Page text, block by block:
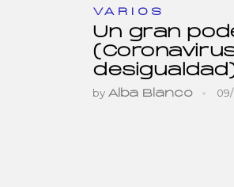
VARIOS
Un gran
by Alba Blanco